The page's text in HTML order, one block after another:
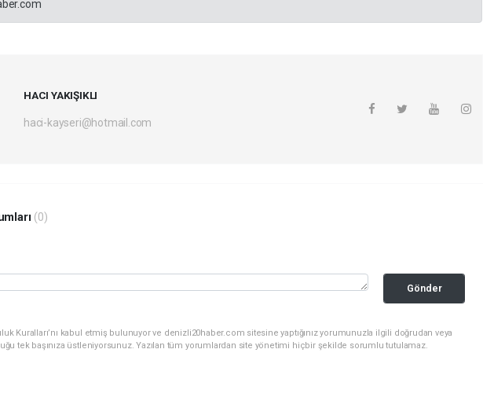
HACI YAKIŞIKLI
haci-kayseri@hotmail.com
(0)
Gönder
Kuralları’nı kabul etmiş bulunuyor ve denizli20haber.com sitesine yaptığınız yorumunuzla ilgili doğrudan veya
tek başınıza üstleniyorsunuz. Yazılan tüm yorumlardan site yönetimi hiçbir şekilde sorumlu tutulamaz.